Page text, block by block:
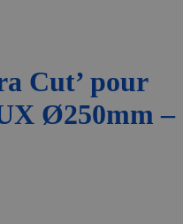
Cut’ pour
Ø250mm –